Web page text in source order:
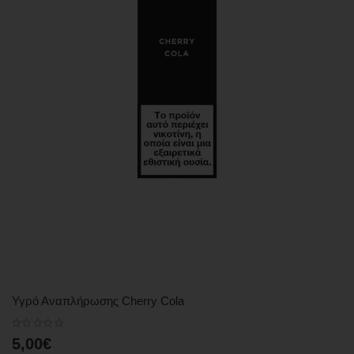
Υγρό Αναπλήρωσης Cherry Cola
5,00€